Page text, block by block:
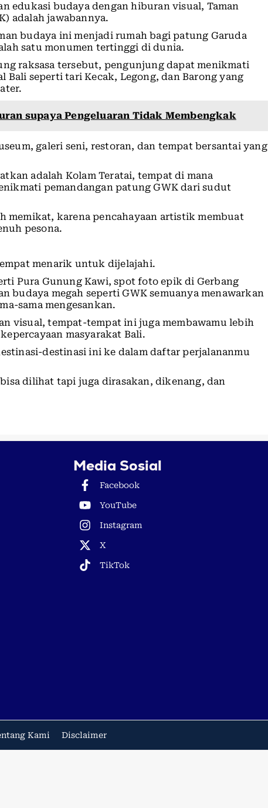
edukasi budaya dengan hiburan visual, Taman
adalah jawabannya.
budaya ini menjadi rumah bagi patung Garuda
satu monumen tertinggi di dunia.
raksasa tersebut, pengunjung dapat menikmati
seperti tari Kecak, Legong, dan Barong yang
supaya Pengeluaran Tidak Membengkak
galeri seni, restoran, dan tempat bersantai yang
adalah Kolam Teratai, tempat di mana
pemandangan patung GWK dari sudut
memikat, karena pencahayaan artistik membuat
pesona.
menarik untuk dijelajahi.
Pura Gunung Kawi, spot foto epik di Gerbang
budaya megah seperti GWK semuanya menawarkan
sama mengesankan.
visual, tempat-tempat ini juga membawamu lebih
masyarakat Bali.
destinasi ini ke dalam daftar perjalananmu
dilihat tapi juga dirasakan, dikenang, dan
Media Sosial
Facebook
YouTube
Instagram
X
TikTok
Kami Disclaimer